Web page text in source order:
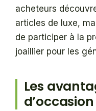
acheteurs
articles de luxe,
de participer à la
joaillier pour les
Les